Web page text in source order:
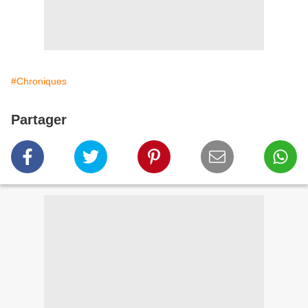
#Chroniques
Partager